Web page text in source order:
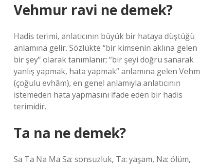
Vehmur ravi ne demek?
Hadis terimi, anlatıcının büyük bir hataya düştüğü
anlamına gelir. Sözlükte “bir kimsenin aklına gelen
bir şey” olarak tanımlanır; “bir şeyi doğru sanarak
yanlış yapmak, hata yapmak” anlamına gelen Vehm
(çoğulu evhâm), en genel anlamıyla anlatıcının
istemeden hata yapmasını ifade eden bir hadis
terimidir.
Ta na ne demek?
Sa Ta Na Ma Sa: sonsuzluk, Ta: yaşam, Na: ölüm,